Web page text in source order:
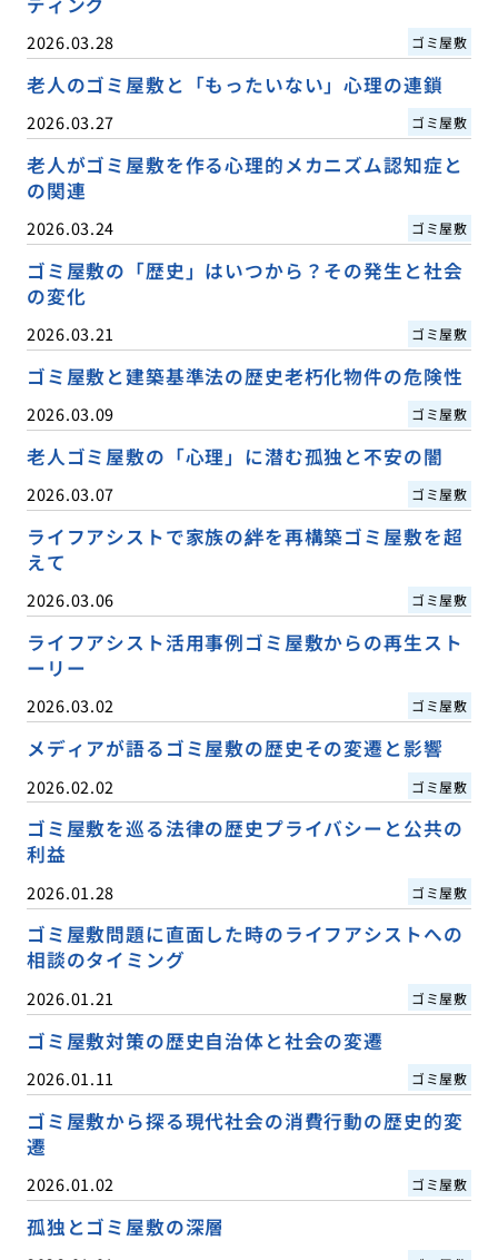
2026.03.28 ゴミ屋敷
老人のゴミ屋敷と「もったいない」心理の連鎖
2026.03.27 ゴミ屋敷
老人がゴミ屋敷を作る心理的メカニズム認知症と
の関連
2026.03.24 ゴミ屋敷
ゴミ屋敷の「歴史」はいつから？その発生と社会
の変化
2026.03.21 ゴミ屋敷
ゴミ屋敷と建築基準法の歴史老朽化物件の危険性
2026.03.09 ゴミ屋敷
老人ゴミ屋敷の「心理」に潜む孤独と不安の闇
2026.03.07 ゴミ屋敷
ライフアシストで家族の絆を再構築ゴミ屋敷を超
えて
2026.03.06 ゴミ屋敷
ライフアシスト活用事例ゴミ屋敷からの再生スト
ーリー
2026.03.02 ゴミ屋敷
メディアが語るゴミ屋敷の歴史その変遷と影響
2026.02.02 ゴミ屋敷
ゴミ屋敷を巡る法律の歴史プライバシーと公共の
利益
2026.01.28 ゴミ屋敷
ゴミ屋敷問題に直面した時のライフアシストへの
相談のタイミング
2026.01.21 ゴミ屋敷
ゴミ屋敷対策の歴史自治体と社会の変遷
2026.01.11 ゴミ屋敷
ゴミ屋敷から探る現代社会の消費行動の歴史的変
遷
2026.01.02 ゴミ屋敷
孤独とゴミ屋敷の深層